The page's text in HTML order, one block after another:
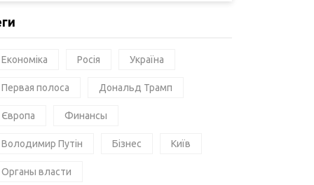
Економіка Росія Україна
Первая полоса Дональд Трамп
Європа Финансы
Володимир Путін Бізнес Київ
Органы власти